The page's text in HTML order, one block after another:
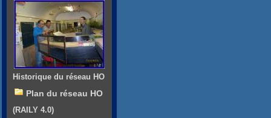
Historique du réseau HO
Plan du réseau HO
(RAILY 4.0)